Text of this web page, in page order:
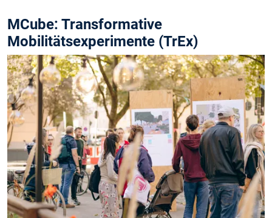
MCube: Transformative
Mobilitätsexperimente (TrEx)